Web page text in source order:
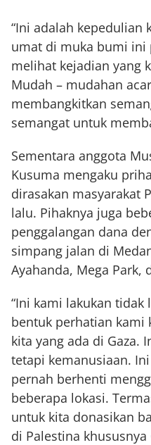
“Ini adalah kepedulian
umat di muka bumi
melihat kejadian yang
Mudah – mudahan
membangkitkan
semangat untuk
Sementara anggota
Kusuma mengaku
dirasakan masyarakat
lalu. Pihaknya juga
penggalangan dana
simpang jalan di
Ayahanda, Mega Park,
“Ini kami lakukan tidak
bentuk perhatian kami
kita yang ada di Gaza.
tetapi kemanusiaan.
pernah berhenti
beberapa lokasi.
untuk kita donasikan
di Palestina khususnya